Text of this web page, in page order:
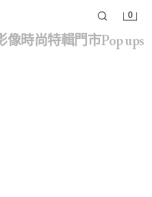
0
影像 時尚特輯 門市 pop ups